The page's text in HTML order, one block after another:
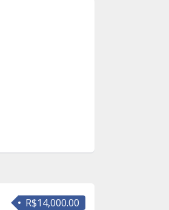
R$14,000.00